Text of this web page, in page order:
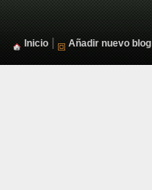
Inicio Añadir nuevo blog